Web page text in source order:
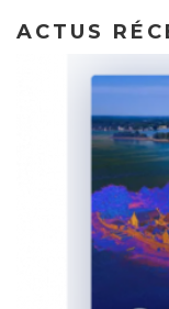
ACTUS